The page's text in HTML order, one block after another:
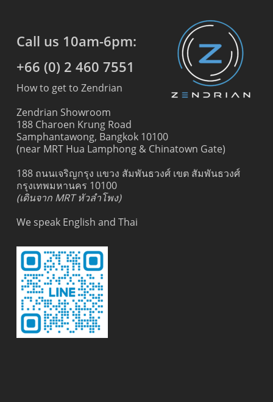
Call us 10am-6pm:
+66 (0) 2 460 7551
How to get to Zendrian
Zendrian Showroom
188 Charoen Krung Road
Samphantawong, Bangkok 10100
(near MRT Hua Lamphong & Chinatown Gate)
188 ถนนเจริญกรุง แขวง สัมพันธวงศ์ เขต สัมพันธวงศ์
กรุงเทพมหานคร 10100
(เดินจาก MRT หัวลำโพง)
We speak English and Thai